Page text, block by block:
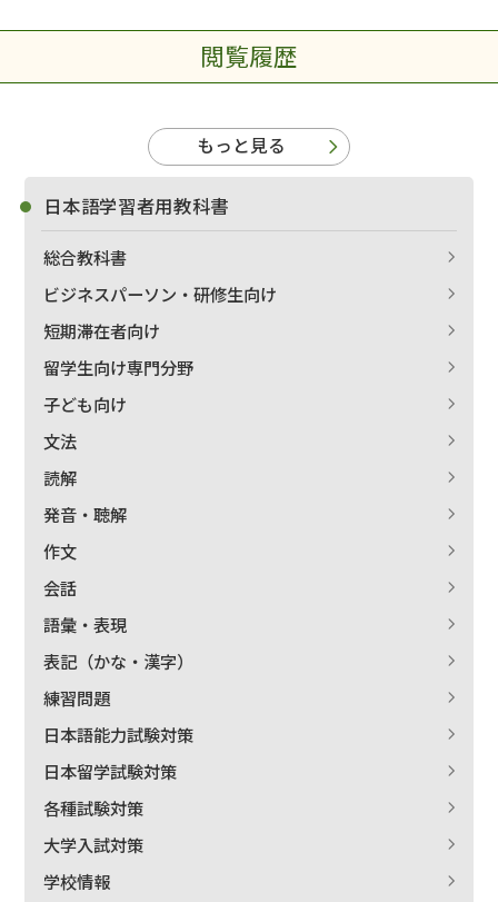
閲覧履歴
もっと見る
日本語学習者用教科書
総合教科書
ビジネスパーソン・研修生向け
短期滞在者向け
留学生向け専門分野
子ども向け
文法
読解
発音・聴解
作文
会話
語彙・表現
表記（かな・漢字）
練習問題
日本語能力試験対策
日本留学試験対策
各種試験対策
大学入試対策
学校情報